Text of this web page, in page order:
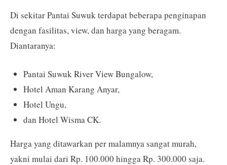
Di sekitar Pantai Suwuk terdapat beberapa penginapan
dengan fasilitas, view, dan harga yang beragam.
Diantaranya:
Pantai Suwuk River View Bungalow,
Hotel Aman Karang Anyar,
Hotel Ungu,
dan Hotel Wisma CK.
Harga yang ditawarkan per malamnya sangat murah,
yakni mulai dari Rp. 100.000 hingga Rp. 300.000 saja.